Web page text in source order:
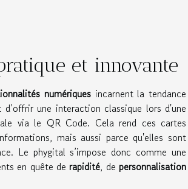
et innovante
numériquesincarnent la tendance
une interaction classique lors d'une
via le QR Code. Cela rend ces cartes
mais aussi parce qu'elles sont
Le phygital s’impose donc comme une
en quête de rapidité, de personnalisation